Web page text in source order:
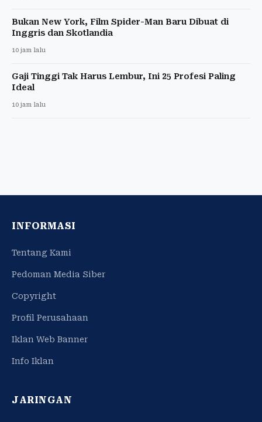
Bukan New York, Film Spider-Man Baru Dibuat di
Inggris dan Skotlandia
10 jam lalu
Gaji Tinggi Tak Harus Lembur, Ini 25 Profesi Paling
Ideal
10 jam lalu
INFORMASI
Tentang Kami
Pedoman Media Siber
Copyright
Profil Perusahaan
Iklan Web Banner
Info Iklan
JARINGAN